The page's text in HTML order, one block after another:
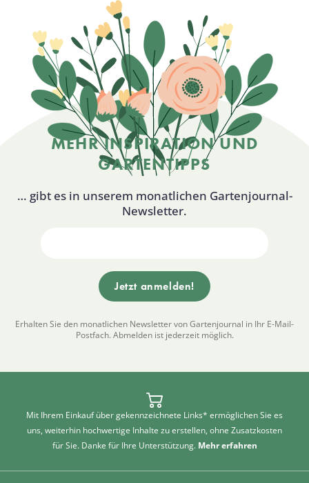
MEHR INSPIRATION UND
GARTENTIPPS
… gibt es in unserem monatlichen Gartenjournal-
Newsletter.
Erhalten Sie den monatlichen Newsletter von Gartenjournal in Ihr E-Mail-
Postfach. Abmelden ist jederzeit möglich.
Mit Ihrem Einkauf über gekennzeichnete Links* ermöglichen Sie es
uns, weiterhin hochwertige Inhalte zu erstellen, ohne Zusatzkosten
für Sie. Danke für Ihre Unterstützung. Mehr erfahren